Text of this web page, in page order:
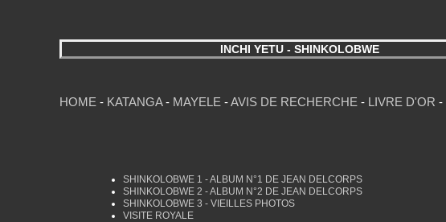
INCHI YETU - SHINKOLOBWE
HOME - KATANGA- MAYELE -AVIS DE RECHERCHE - LIVRE D'OR -
SHINKOLOBWE 1 - ALBUM N°1 DE JEAN DELCORPS
SHINKOLOBWE 2 - ALBUM N°2 DE JEAN DELCORPS
SHINKOLOBWE 3 - VIEILLES PHOTOS
VISITE ROYALE